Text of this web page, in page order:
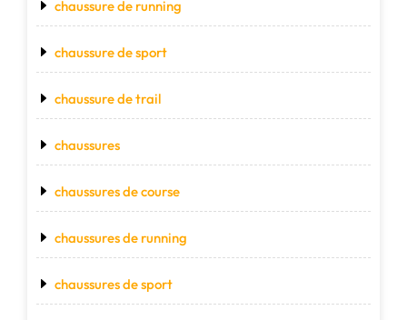
chaussure de running
chaussure de sport
chaussure de trail
chaussures
chaussures de course
chaussures de running
chaussures de sport